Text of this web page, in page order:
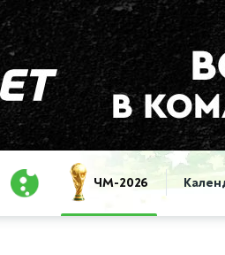
ЧМ-2026